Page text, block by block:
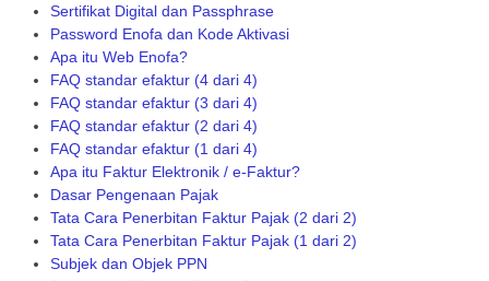
Sertifikat Digital dan Passphrase
Password Enofa dan Kode Aktivasi
Apa itu Web Enofa?
FAQ standar efaktur (4 dari 4)
FAQ standar efaktur (3 dari 4)
FAQ standar efaktur (2 dari 4)
FAQ standar efaktur (1 dari 4)
Apa itu Faktur Elektronik / e-Faktur?
Dasar Pengenaan Pajak
Tata Cara Penerbitan Faktur Pajak (2 dari 2)
Tata Cara Penerbitan Faktur Pajak (1 dari 2)
Subjek dan Objek PPN